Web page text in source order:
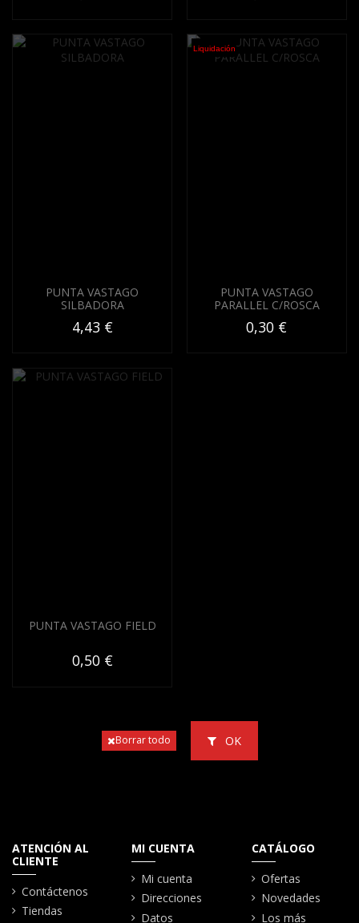
PUNTA VASTAGO
SILBADORA
4,43 €
Liquidación
PUNTA VASTAGO
PARALLEL C/ROSCA
0,30 €
PUNTA VASTAGO FIELD
0,50 €
Borrar todo OK
ATENCIÓN AL
CLIENTE
Contáctenos
Tiendas
MI CUENTA
Mi cuenta
Direcciones
Datos
CATÁLOGO
Ofertas
Novedades
Los más